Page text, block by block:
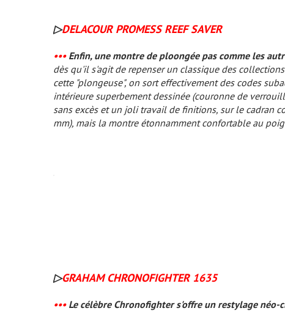
▷DELACOUR PROMESS REEF SAVER
•••Enfin, une montre de ploongée pas comme les
dès qu'il s'agit de repenser un classique des
cette "plongeuse", on sort effectivement des codes
intérieure superbement dessinée (couronne de
sans excès et un joli travail de finitions, sur le cadran
mm), mais la montre étonnamment confortable au
▷GRAHAM CHRONOFIGHTER 1635
•••Le célèbre Chronofighter s'offre un restylage